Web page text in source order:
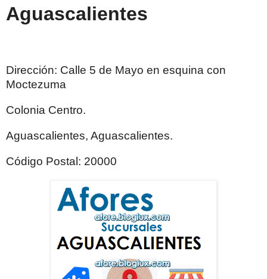
Aguascalientes
Dirección: Calle 5 de Mayo en esquina con
Moctezuma
Colonia Centro.
Aguascalientes, Aguascalientes.
Código Postal: 20000